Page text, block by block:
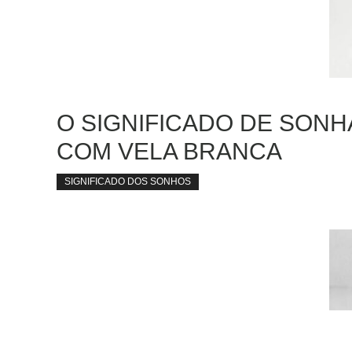
O SIGNIFICADO DE
COM VELA BRANCA
SIGNIFICADO DOS SONHOS